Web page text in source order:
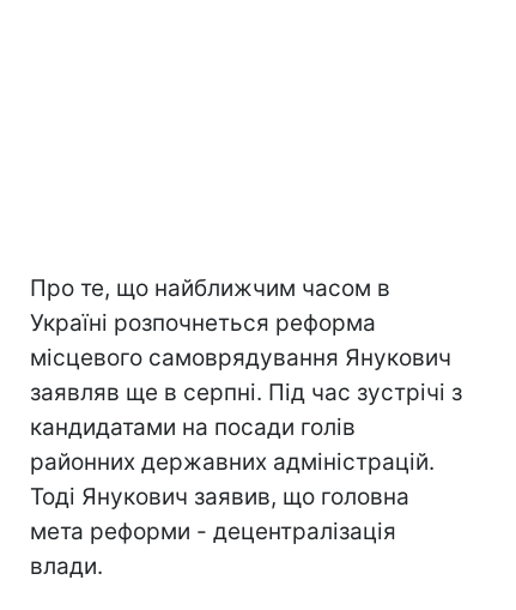
Про те, що найближчим часом в
Україні розпочнеться реформа
місцевого самоврядування Янукович
заявляв ще в серпні. Під час зустрічі з
кандидатами на посади голів
районних державних адміністрацій.
Тоді Янукович заявив, що головна
мета реформи - децентралізація
влади.